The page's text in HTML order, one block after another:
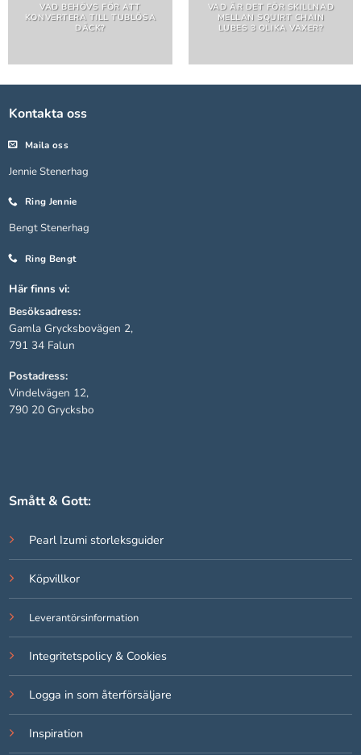
VAD BEHÖVS FÖR ATT
KONVERTERA TILL TUBLÖSA
DÄCK?
VAD ÄR DET FÖR SKILLNAD
MELLAN SQUIRT CHAIN
LUBES 3 OLIKA VAXER?
Kontakta oss
Maila oss
Jennie Stenerhag
Ring Jennie
Bengt Stenerhag
Ring Bengt
Här finns vi:
Besöksadress:
Gamla Grycksbovägen 2,
791 34 Falun
Postadress:
Vindelvägen 12,
790 20 Grycksbo
Smått & Gott:
Pearl Izumi storleksguider
Köpvillkor
Leverantörsinformation
Integritetspolicy & Cookies
Logga in som återförsäljare
Inspiration